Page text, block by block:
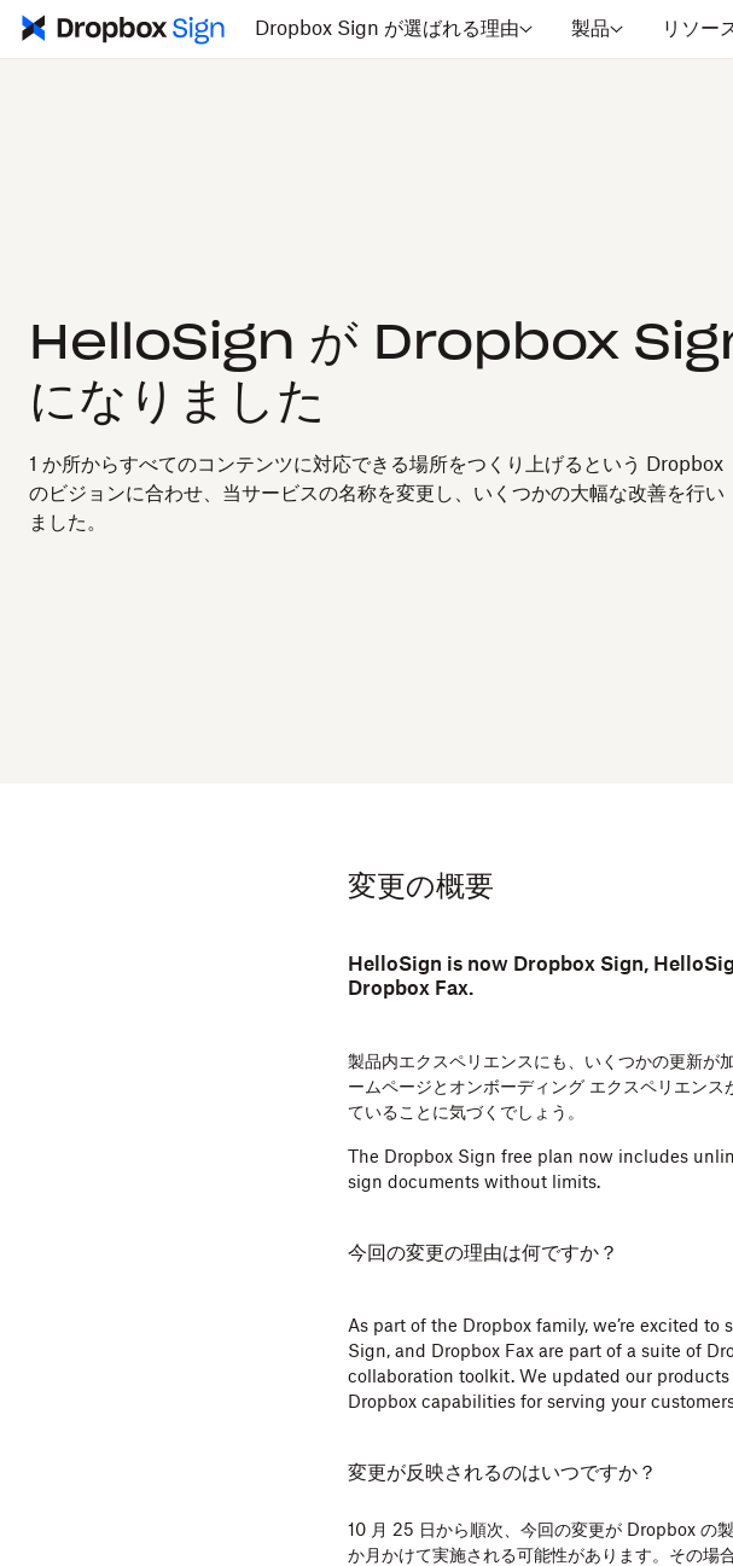
Dropbox Sign が選ばれる理由 製品 リソー
HelloSign が Dropbox
になりました
1 か所からすべてのコンテンツに対応できる場所をつくり上げるという Dropbox
のビジョンに合わせ、当サービスの名称を変更し、いくつかの大幅な改善を行い
ました。
変更の概要
HelloSign is now Dropbox Sign,
Dropbox Fax.
製品内エクスペリエンスにも、いくつかの更新
ームページとオンボーディング エクスペリエン
ていることに気づくでしょう。
The Dropbox Sign free plan now includes
sign documents without limits.
今回の変更の理由は何ですか？
As part of the Dropbox family, we’re excited
Sign, and Dropbox Fax are part of a suite of
collaboration toolkit. We updated our
Dropbox capabilities for serving your
変更が反映されるのはいつですか？
10 月 25 日から順次、今回の変更が Dropbox の
か月かけて実施される可能性があります。その場